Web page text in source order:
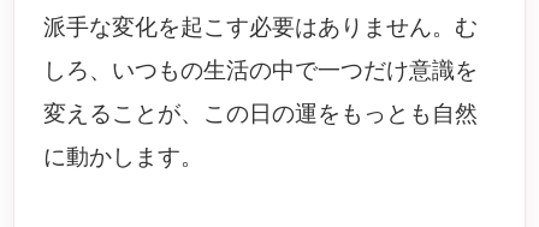
派手な変化を起こす必要はありません。む
しろ、いつもの生活の中で一つだけ意識を
変えることが、この日の運をもっとも自然
に動かします。